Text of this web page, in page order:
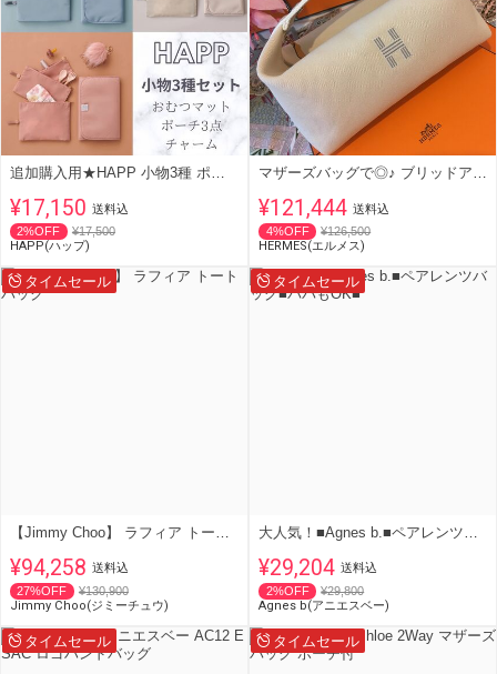
追加購入用★HAPP 小物3種 ポーチ3点＆おむつマット＆チャーム
¥17,150 送料込
2%OFF
¥17,500
HAPP(ハップ)
マザーズバッグで◎♪ ブリッドアブラック ♪ Bride a Brac PM
¥121,444 送料込
4%OFF
¥126,500
HERMES(エルメス)
タイムセール
¥94,258 送料込
27%OFF
¥130,900
Jimmy Choo(ジミーチュウ)
タイムセール
¥29,204 送料込
2%OFF
¥29,800
Agnes b(アニエスベー)
タイムセール タイムセール